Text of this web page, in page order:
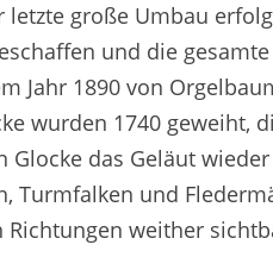
große Umbau
und die
Jahr 1890 von
wurden 1740 geweiht,
das Geläut
Turmfalken und
weither